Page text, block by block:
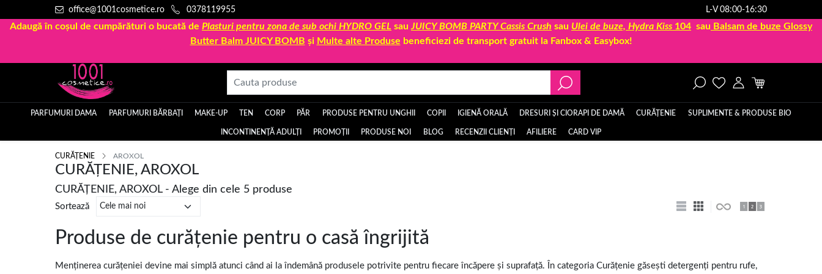
office@1001cosmetice.ro 0378119955 L-V 08:00-16:30
Adaugă în coșul de cumpărături o bucată de Plasturi pentru zona de sub ochi HYDRO GEL sau JUICY BOMB PARTY Cassis Crush sau Ulei de buze, Hydra Kiss 104 sau Balsam de buze Glossy
Butter Balm JUICY BOMB și Multe alte Produse beneficiezi de transport gratuit la Fanbox & Easybox!
PARFUMURI DAMA PARFUMURI BĂRBAȚI MAKE-UP TEN CORP PĂR PRODUSE PENTRU UNGHII COPII IGIENĂ ORALĂ DRESURI ȘI CIORAPI DE DAMĂ CURĂȚENIE SUPLIMENTE & PRODUSE BIO
INCONTINENȚĂ ADULȚI PROMOȚII PRODUSE NOI BLOG RECENZII CLIENȚI AFILIERE CARD VIP
CURĂȚENIE AROXOL
CURĂȚENIE, AROXOL
CURĂȚENIE, AROXOL - Alege din cele 5 produse
Sortează
Produse de curățenie pentru o casă îngrijită
Menținerea curățeniei devine mai simplă atunci când ai la îndemână produsele potrivite pentru fiecare încăpere și suprafață. În categoria Curățenie găsești detergenți pentru rufe,